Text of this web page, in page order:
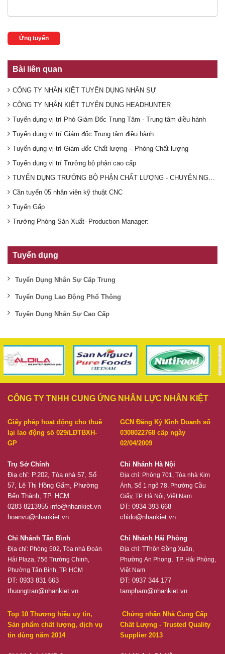
Ứng tuyển
Bài liên quan
CÔNG TY NHÂN KIỆT TUYỂN DỤNG NHÂN SỰ
CÔNG TY NHÂN KIỆT TUYỂN DỤNG HEADHUNTER
Tuyển dụng vị trí Phó Giám Đốc Trung Tâm - Trung tâm điều hành
Tuyển dụng vị trí Giám đốc Trung tâm điều hành.
Tuyển dụng vị trí Giám đốc Chất lượng – Phòng Chất lượng
Tuyển dụng vị trí Trưởng bộ phận cao cấp
TUYỂN DỤNG TRƯỞNG BỘ PHẬN CHẤT LƯỢNG - CHUYÊN
Cần tuyển 05 nhân viên kỹ thuật CNC
Tuyển Gấp
Trưởng Phòng Sản Xuất- Production Manager:
Tuyển dụng
Tuyển Dụng Nhân Sự Cấp Trung
Tuyển Dụng Lao Động Phổ Thông
Tuyển Dụng Nhân Sự Cao Cấp
CÔNG TY TNHH CUNG ỨNG NHÂN LỰC NHÂN KIỆT
Giấy phép hoạt động cho thuê
lại lao động số 029/LĐTBXH-
GP
Trụ Sở Chính
Điạ chỉ: P.202, Tòa nhà 57, Số
57, Lê Thị Hồng Gấm, Phường
Bến Thành, TP. HCM
0283 8213955 info@nhankiet.vn
hoanvu@nhankiet.vn
Chi Nhánh Tân Bình
Địa chỉ: Phòng 502, Tòa nhà Đoàn
Hải Plaza, 756 Trường Chinh,
Phường Tân Bình, TP. HCM
ĐT: 0933 831 663
thuongtran@nhankiet.vn
GCN Đăng Ký Kinh Doanh số
0308022768 cấp ngày
02/04/2009
Chi Nhánh Hà Nội
Địa chỉ: Phòng 701, Tòa nhà Kim
Ánh, Số 1 ngõ 78, Phường Cầu
Giấy, TP. Hà Nội, Việt Nam
ĐT: 0934 393 668
chido@nhankiet.vn
Chi Nhánh Hải Phòng
Địa chỉ: TThôn Đồng Xuân,
Phường An Phong, TP. Hải Phòng,
Việt Nam
ĐT: 0937 344 177
tampham@nhankiet.vn
Top 10 Thương hiệu uy tín,
Sản phẩm chất lượng, dịch vụ
tin dùng năm 2014
Chứng nhận Nhà Cung Cấp
Chất Lượng - Trusted Quality
Supplier 2013